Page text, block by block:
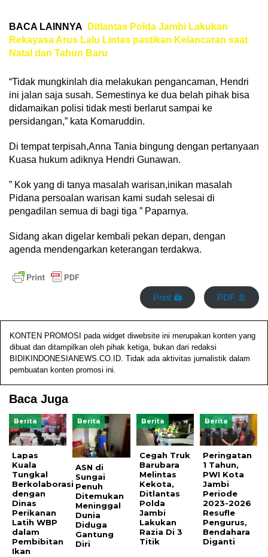
BACA LAINNYA
Ditlantas Polda Jambi Lakukan
Rekayasa Arus Lalu Lintas pastikan Kelancaran saat
Natal dan Tahun Baru
“Tidak mungkinlah dia melakukan pengancaman, Hendri
ini jalan saja susah. Semestinya ke dua belah pihak bisa
didamaikan polisi tidak mesti berlarut sampai ke
persidangan,” kata Komaruddin.
Di tempat terpisah,Anna Tania bingung dengan pertanyaan
Kuasa hukum adiknya Hendri Gunawan.
” Kok yang di tanya masalah warisan,inikan masalah
Pidana persoalan warisan kami sudah selesai di
pengadilan semua di bagi tiga ” Paparnya.
Sidang akan digelar kembali pekan depan, dengan
agenda mendengarkan keterangan terdakwa.
Print 🖨 PDF 📄
KONTEN PROMOSI pada widget diwebsite ini merupakan konten yang
dibuat dan ditampilkan oleh pihak ketiga, bukan dari redaksi
BIDIKINDONESIANEWS.CO.ID. Tidak ada aktivitas jurnalistik dalam
pembuatan konten promosi ini.
Baca Juga
Berita
Lapas
Kuala
Tungkal
Berkolaborasi
dengan
Dinas
Perikanan
Latih WBP
dalam
Pembibitan
Ikan
Berita
ASN di
Sungai
Penuh
Ditemukan
Meninggal
Dunia
Diduga
Gantung
Diri
Berita
Cegah Truk
Barubara
Melintas
Kekota,
Ditlantas
Polda
Jambi
Lakukan
Razia Di 3
Titik
Berita
Peringatan
1 Tahun,
PWI Kota
Jambi
Periode
2023-2026
Resufle
Pengurus,
Bendahara
Diganti